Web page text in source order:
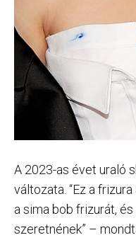
A 2023-as évet uraló
változata. “Ez a
a sima bob frizurát,
szeretnének” –